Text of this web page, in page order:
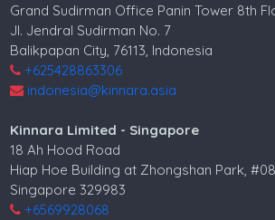
Grand Sudirman Office Panin Tower 8th
Jl. Jendral Sudirman No. 7
Balikpapan City, 76113, Indonesia
+625428863306
indonesia@kinnara.asia
Kinnara Limited - Singapore
18 Ah Hood Road
Hiap Hoe Building at Zhongshan Park,
Singapore 329983
+6569928068